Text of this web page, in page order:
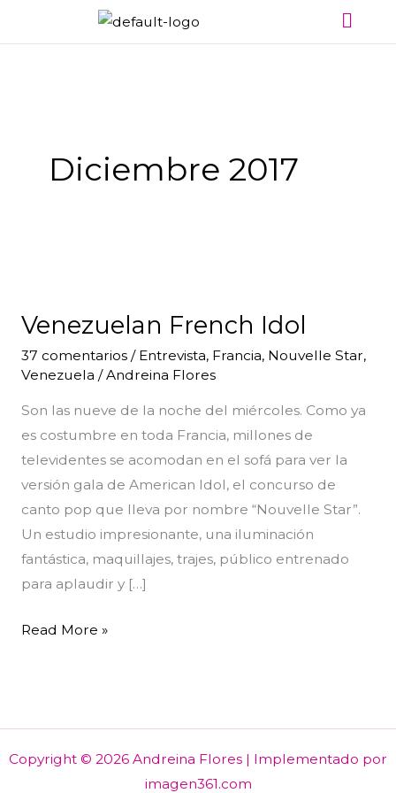
Menú
Diciembre 2017
Venezuelan French Idol
37 comentarios / Entrevista, Francia, Nouvelle Star,
Venezuela /Andreina Flores
Son las nueve de la noche del miércoles. Como ya
es costumbre en toda Francia, millones de
televidentes se acomodan en el sofá para ver la
versión gala de American Idol, el concurso de
canto pop que lleva por nombre “Nouvelle Star”.
Un estudio impresionante, una iluminación
fantástica, maquillajes, trajes, público entrenado
para aplaudir y […]
Idol
Read More »
Copyright © 2026 Andreina Flores | Implementado por
imagen361.com